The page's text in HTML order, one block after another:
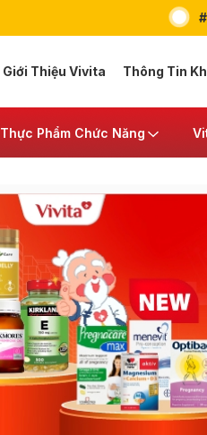
Giới Thiệu Vivita Thông Tin
Thực Phẩm Chức Năng